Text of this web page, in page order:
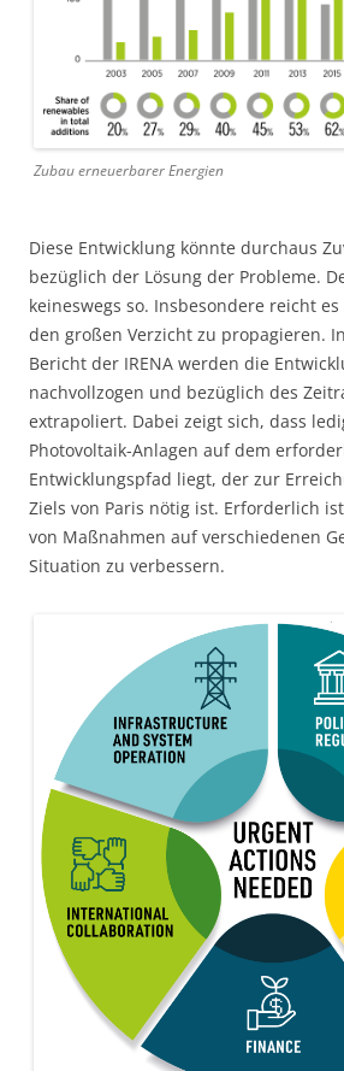
Zubau erneuerbarer Energien
Diese Entwicklung könnte durchaus
bezüglich der Lösung der Probleme.
keineswegs so. Insbesondere reicht
den großen Verzicht zu propagieren.
Bericht der IRENA werden die
nachvollzogen und bezüglich des
extrapoliert. Dabei zeigt sich, dass
Photovoltaik-Anlagen auf dem
Entwicklungspfad liegt, der zur
Ziels von Paris nötig ist. Erforderlich
von Maßnahmen auf verschiedenen
Situation zu verbessern.